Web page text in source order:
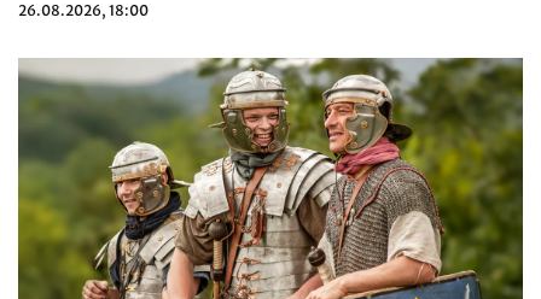
26.08.2026, 18:00